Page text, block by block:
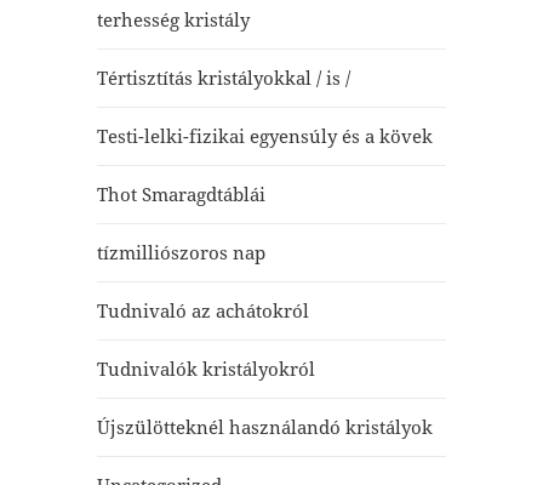
terhesség kristály
Tértisztítás kristályokkal / is /
Testi-lelki-fizikai egyensúly és a kövek
Thot Smaragdtáblái
tízmilliószoros nap
Tudnivaló az achátokról
Tudnivalók kristályokról
Újszülötteknél használandó kristályok